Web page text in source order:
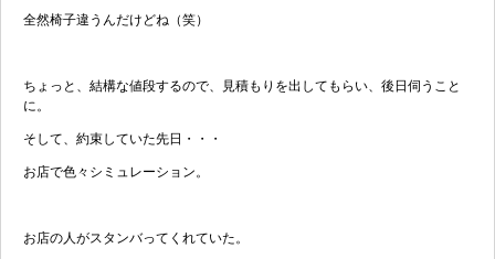
全然椅子違うんだけどね（笑）
ちょっと、結構な値段するので、見積もりを出してもらい、後日伺うこと
に。
そして、約束していた先日・・・
お店で色々シミュレーション。
お店の人がスタンバってくれていた。